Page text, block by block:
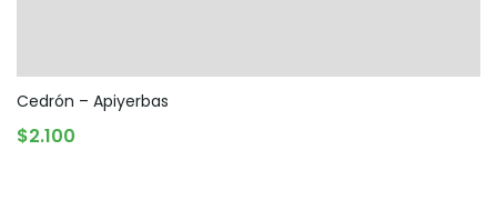
Cedrón – Apiyerbas
$2.100AGOTADO